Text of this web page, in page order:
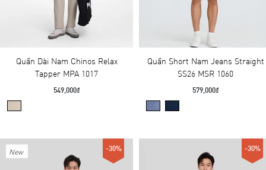
Quần Dài Nam Chinos Relax
Tapper MPA 1017
549,000₫
Quần Short Nam Jeans Straight
SS26 MSR 1060
579,000₫
New -30% -30%